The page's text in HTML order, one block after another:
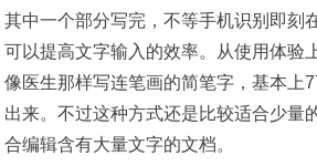
其中一个部分写完，不等手机识别即刻
可以提高文字输入的效率。从使用体验
像医生那样写连笔画的简笔字，基本上
出来。不过这种方式还是比较适合少量
合编辑含有大量文字的文档。